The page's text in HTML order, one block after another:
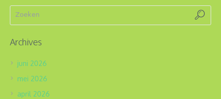
Archives
juni 2026
mei 2026
april 2026